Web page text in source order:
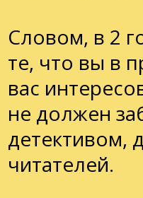
Словом, в 2
те, что вы в
вас
не должен
детективом,
читателей.